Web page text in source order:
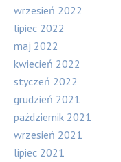
wrzesień 2022
lipiec 2022
maj 2022
kwiecień 2022
styczeń 2022
grudzień 2021
październik 2021
wrzesień 2021
lipiec 2021